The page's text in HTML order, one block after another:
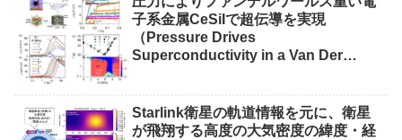
子系金属CeSiIで超伝導を実現
（Pressure Drives
Superconductivity in a Van Der
Starlink衛星の軌道情報を元に、衛星
が飛翔する高度の大気密度の緯度・経